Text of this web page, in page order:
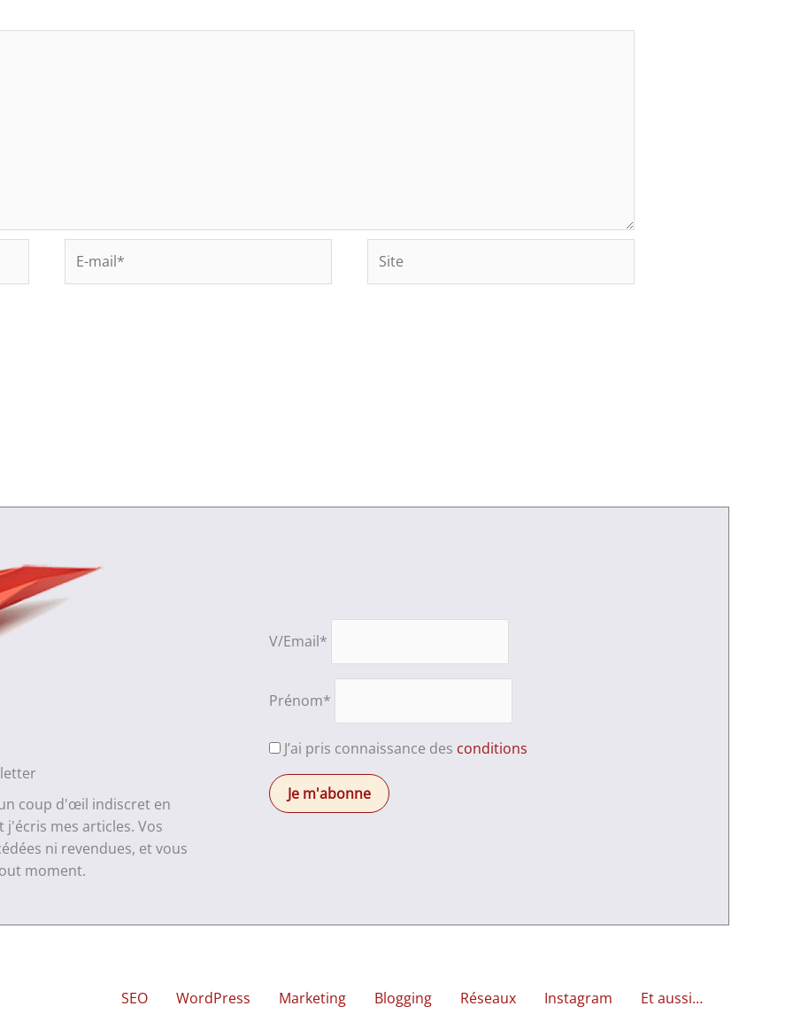
mail*
coup d'œil indiscret en
mes articles. Vos
ni revendues, et vous
moment.
V/Email*
Prénom*
J’ai pris connaissance des conditions
SEO WordPress Marketing Blogging Réseaux Instagram Et aussi…